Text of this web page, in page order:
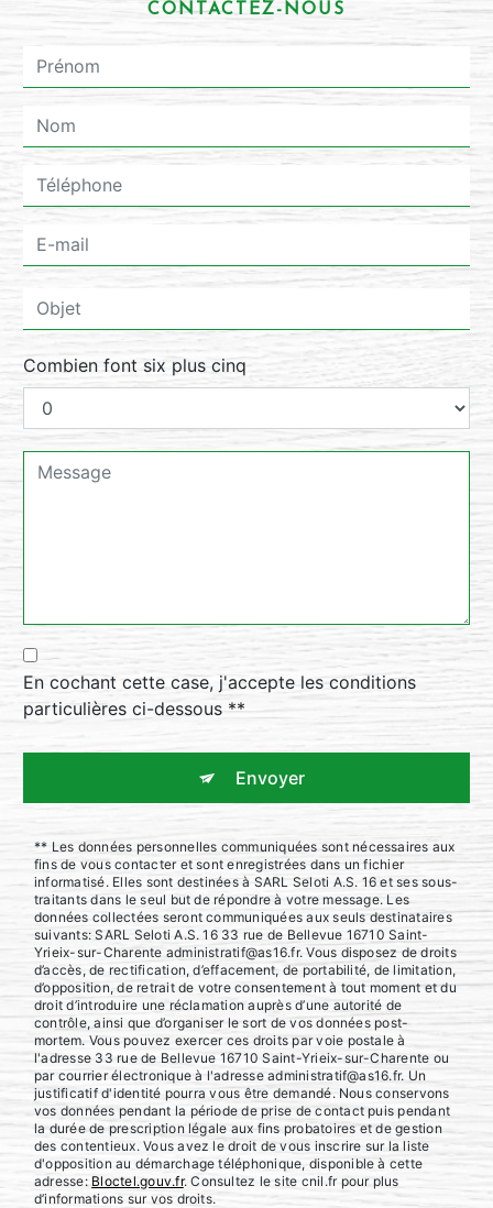
CONTACTEZ-NOUS
Combien font six plus cinq
En cochant cette case, j'accepte les conditions
particulières ci-dessous **
Envoyer
** Les données personnelles communiquées sont nécessaires aux
fins de vous contacter et sont enregistrées dans un fichier
informatisé. Elles sont destinées à SARL Seloti A.S. 16 et ses sous-
traitants dans le seul but de répondre à votre message. Les
données collectées seront communiquées aux seuls destinataires
suivants: SARL Seloti A.S. 16 33 rue de Bellevue 16710 Saint-
Yrieix-sur-Charente administratif@as16.fr. Vous disposez de droits
d’accès, de rectification, d’effacement, de portabilité, de limitation,
d’opposition, de retrait de votre consentement à tout moment et du
droit d’introduire une réclamation auprès d’une autorité de
contrôle, ainsi que d’organiser le sort de vos données post-
mortem. Vous pouvez exercer ces droits par voie postale à
l'adresse 33 rue de Bellevue 16710 Saint-Yrieix-sur-Charente ou
par courrier électronique à l'adresse administratif@as16.fr. Un
justificatif d'identité pourra vous être demandé. Nous conservons
vos données pendant la période de prise de contact puis pendant
la durée de prescription légale aux fins probatoires et de gestion
des contentieux. Vous avez le droit de vous inscrire sur la liste
d'opposition au démarchage téléphonique, disponible à cette
adresse: Bloctel.gouv.fr. Consultez le site cnil.fr pour plus
d’informations sur vos droits.